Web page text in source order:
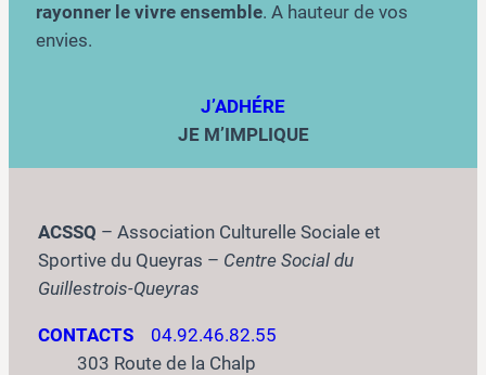
rayonner le vivre ensemble. A hauteur de vos
envies.
J’ADHÉRE
JE M’IMPLIQUE
ACSSQ – Association Culturelle Sociale et
Sportive du Queyras – Centre Social du
Guillestrois-Queyras
CONTACTS
04.92.46.82.55
303 Route de la Chalp